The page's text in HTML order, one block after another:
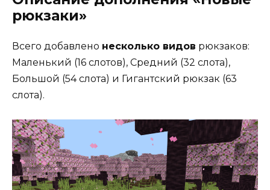
рюкзаки»
Всего добавлено несколько видов рюкзаков:
Маленький (16 слотов), Средний (32 слота),
Большой (54 слота) и Гигантский рюкзак (63
слота).